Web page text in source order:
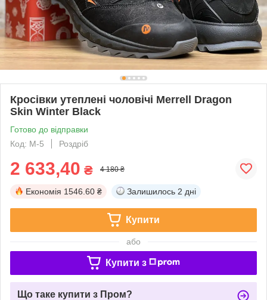
Кросівки утеплені чоловічі Merrell Dragon
Skin Winter Black
Готово до відправки
Код: М-5
Роздріб
2 633,40 ₴ 4 180 ₴
Економія 1546.60 ₴ Залишилось 2 дні
Купити
або
Купити з
Що таке купити з Пром?